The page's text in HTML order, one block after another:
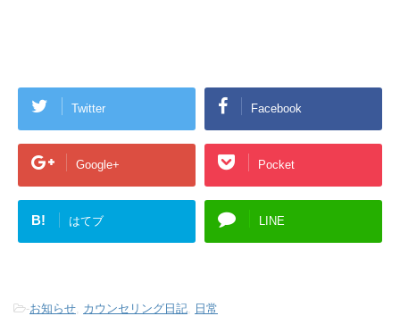
Twitter Facebook
Google+ Pocket
B! はてブ LINE
-お知らせ カウンセリング日記 日常